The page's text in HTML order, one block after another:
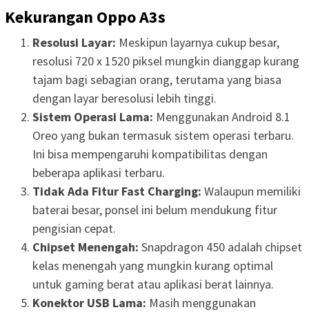
Kekurangan Oppo A3s
Resolusi Layar: Meskipun layarnya cukup besar,
resolusi 720 x 1520 piksel mungkin dianggap kurang
tajam bagi sebagian orang, terutama yang biasa
dengan layar beresolusi lebih tinggi.
Sistem Operasi Lama: Menggunakan Android 8.1
Oreo yang bukan termasuk sistem operasi terbaru.
Ini bisa mempengaruhi kompatibilitas dengan
beberapa aplikasi terbaru.
Tidak Ada Fitur Fast Charging: Walaupun memiliki
baterai besar, ponsel ini belum mendukung fitur
pengisian cepat.
Chipset Menengah: Snapdragon 450 adalah chipset
kelas menengah yang mungkin kurang optimal
untuk gaming berat atau aplikasi berat lainnya.
Konektor USB Lama: Masih menggunakan